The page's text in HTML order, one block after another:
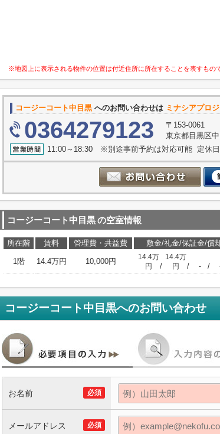
※地図上に表示される物件の位置は付近住所に所在することを表すもの
コージーコート中目黒 へのお問い合わせは ミナシアプロ
0364279123
〒153-0061
東京都目黒区
11:00～18:30 ※別途事前予約は対応可能 定休
コージーコート中目黒の空室情報
所在階 賃料 管理費・共益費 敷金/礼金/保証金/償
1階
14.4万円 10,000円
14.4万
円
/
14.4万
円
/ - /
コージーコート中目黒へのお問い合わせ
必須
お名前
必須
メールアドレス